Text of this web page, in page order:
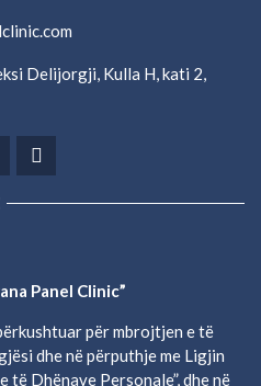
Delijorgji, Kulla H, kati 2,
Panel Clinic”
për mbrojtjen e të
dhe në përputhje me Ligjin
Dhënave Personale”, dhe në